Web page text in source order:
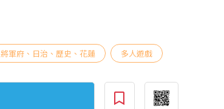
將軍府、日治、歷史、花蓮 多人遊戲